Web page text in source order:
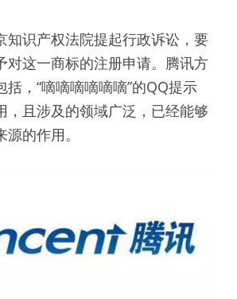
知识产权法院提起行政诉讼，要
对这一商标的注册申请。腾讯方
括，“嘀嘀嘀嘀嘀嘀”的QQ提示
，且涉及的领域广泛，已经能够
的作用。